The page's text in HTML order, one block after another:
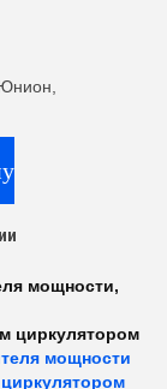
мощности,
циркулятором
мощности